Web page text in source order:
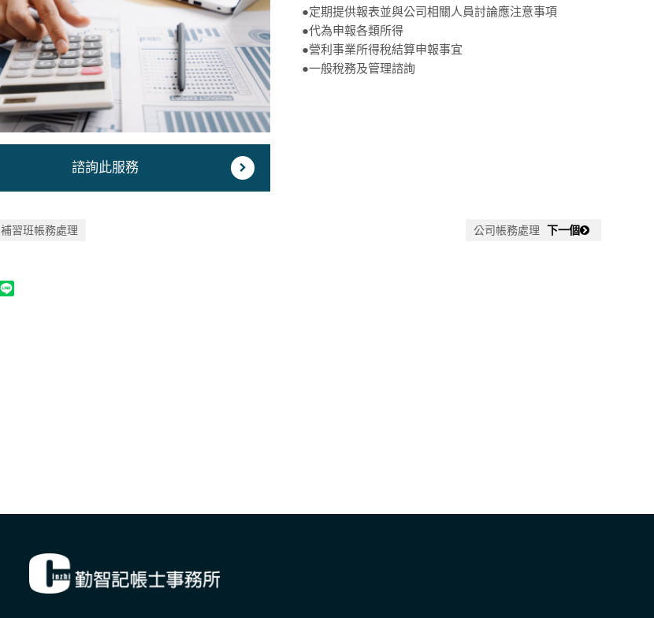
諮詢此服務
●定期提供報表並與公司相關人員討論應注意事項
●代為申報各類所得
●營利事業所得稅結算申報事宜
●一般稅務及管理諮詢
補習班帳務處理 公司帳務處理 下一個